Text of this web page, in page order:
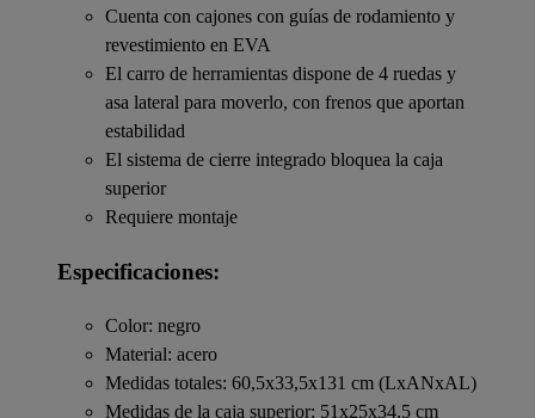
Cuenta con cajones con guías de rodamiento y
revestimiento en EVA
El carro de herramientas dispone de 4 ruedas y
asa lateral para moverlo, con frenos que aportan
estabilidad
El sistema de cierre integrado bloquea la caja
superior
Requiere montaje
Especificaciones:
Color: negro
Material: acero
Medidas totales: 60,5x33,5x131 cm (LxANxAL)
Medidas de la caja superior: 51x25x34,5 cm